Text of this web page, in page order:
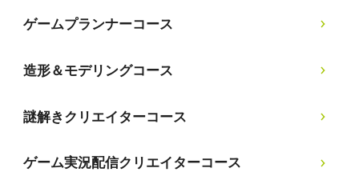
ゲームプランナーコース
造形＆モデリングコース
謎解きクリエイターコース
ゲーム実況配信クリエイターコース